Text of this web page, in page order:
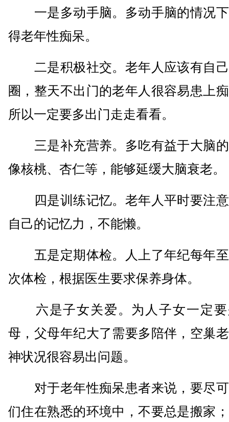
一是多动手脑。多动手脑的情况
得老年性痴呆。
二是积极社交。老年人应该有自
圈，整天不出门的老年人很容易患上
所以一定要多出门走走看看。
三是补充营养。多吃有益于大脑
像核桃、杏仁等，能够延缓大脑衰老。
四是训练记忆。老年人平时要注
自己的记忆力，不能懒。
五是定期体检。人上了年纪每年
次体检，根据医生要求保养身体。
六是子女关爱。为人子女一定要
母，父母年纪大了需要多陪伴，空巢
神状况很容易出问题。
对于老年性痴呆患者来说，要尽
们住在熟悉的环境中，不要总是搬家